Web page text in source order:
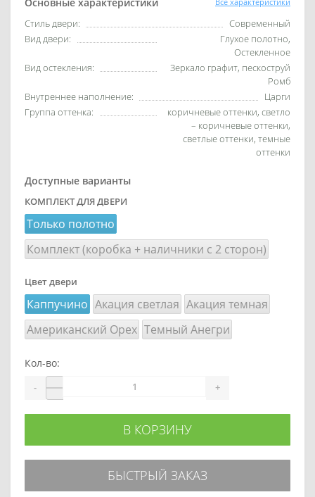
Стиль двери:
Современный
Вид двери:
Глухое полотно,
Остекленное
Вид остекления:
Зеркало графит, пескоструй
Ромб
Внутреннее наполнение:
Царги
Группа оттенка:
коричневые оттенки, светло
– коричневые оттенки,
светлые оттенки, темные
оттенки
Доступные варианты
КОМПЛЕКТ ДЛЯ ДВЕРИ
Только полотно
Комплект (коробка + наличники с 2 сторон)
Цвет двери
Каппучино Акация светлая Акация темная
Американский Орех Темный Анегри
Кол-во:
- +
В КОРЗИНУ
БЫСТРЫЙ ЗАКАЗ